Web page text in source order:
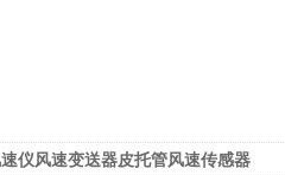
仪风速变送器皮托管风速传感器